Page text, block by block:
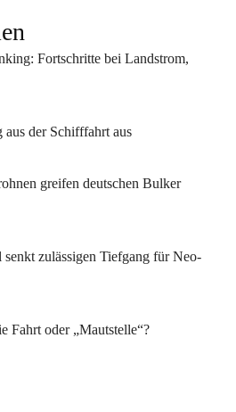
Fortschritte bei Landstrom,
aus der Schifffahrt aus
greifen deutschen Bulker
senkt zulässigen Tiefgang für Neo-
Fahrt oder „Mautstelle“?